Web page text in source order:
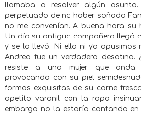
llamaba a resolver algún
perpetuado de no haber soñado
no me convenían. A buena hora su
Un día su antiguo compañero llegó
y se la llevó. Ni ella ni yo opusimos
Andrea fue un verdadero desatino.
resiste a una mujer que anda
provocando con su piel
formas exquisitas de su carne
apetito varonil con la ropa
embargo no la estaría contando en